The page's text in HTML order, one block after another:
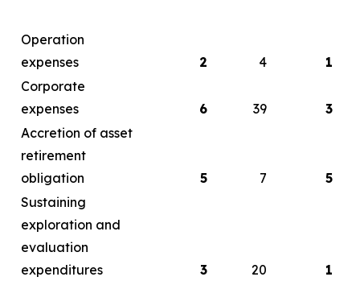
Operation
expenses
2 4
1
Corporate
expenses
6 39
3
Accretion of asset
retirement
obligation
5 7
5
Sustaining
exploration and
evaluation
expenditures
3 20
1